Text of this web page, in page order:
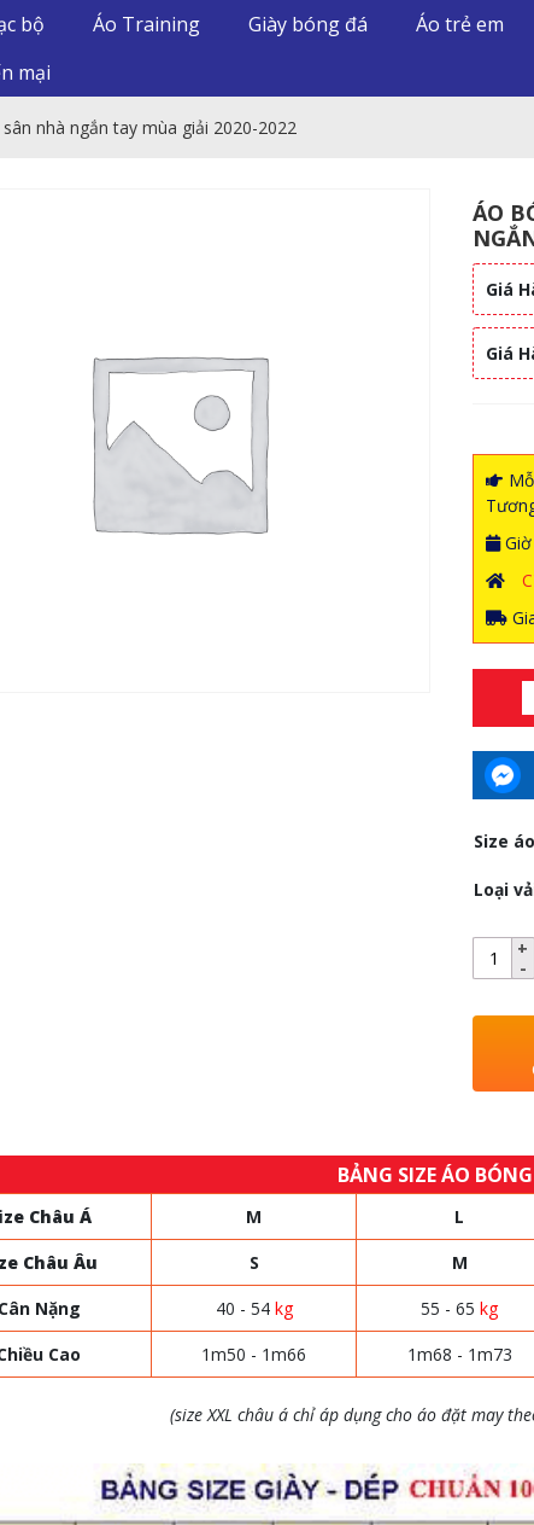
bộ Áo Training Giày bóng đá Áo trẻ em
mại
nhà ngắn tay mùa giải 2020-2022
ÁO
Giá
Giá
Giờ
Size áo
Loại
BẢNG SIZE ÁO
Châu Á M L
Châu Âu
S M
Cân Nặng
40 - 54 kg 55 - 65kg
Cao
1m50 - 1m66 1m68 - 1m73
(size XXL châu á chỉ áp dụng cho áo đặt may